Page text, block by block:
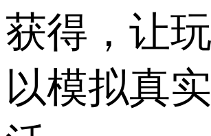
获得，让
以模拟真